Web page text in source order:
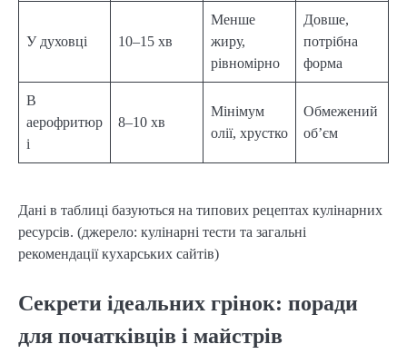
У духовці 10–15 хв
Менше
жиру,
рівномірно
Довше,
потрібна
форма
В
аерофритюр
і
8–10 хв
Мінімум
олії, хрустко
Обмежений
об’єм
Дані в таблиці базуються на типових рецептах кулінарних
ресурсів. (джерело: кулінарні тести та загальні
рекомендації кухарських сайтів)
Секрети ідеальних грінок: поради
для початківців і майстрів